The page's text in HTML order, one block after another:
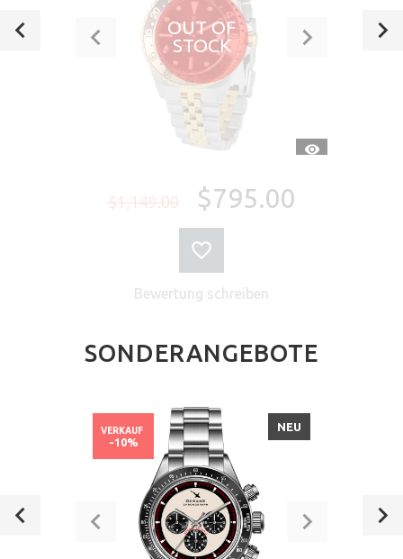
OUT OF
STOCK
$1,149.00 $795.00
Bewertung schreiben
SONDERANGEBOTE
NEU
VERKAUF
-10%